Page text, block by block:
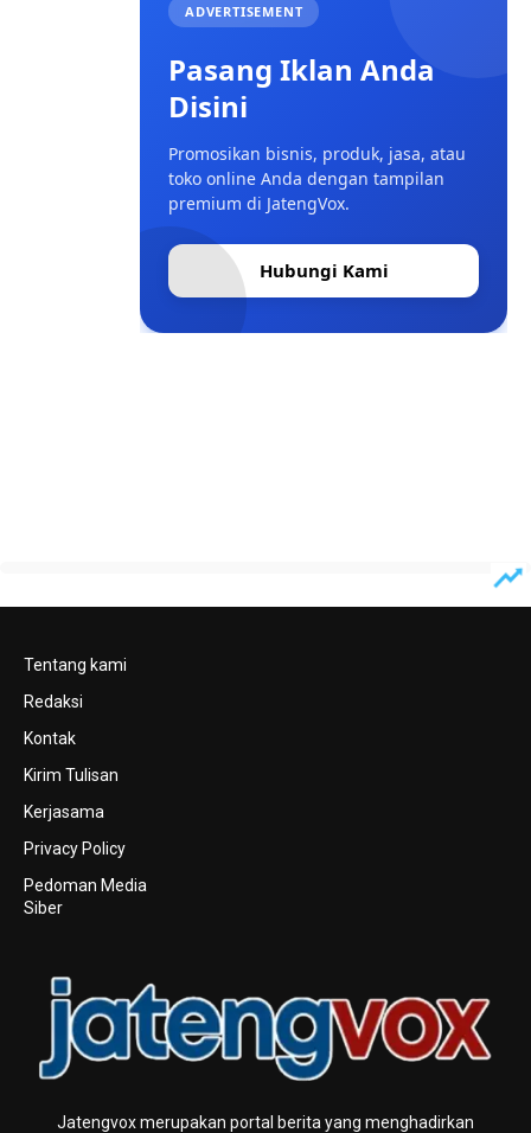
ADVERTISEMENT
Pasang Iklan Anda
Disini
Promosikan bisnis, produk, jasa, atau
toko online Anda dengan tampilan
premium di JatengVox.
Hubungi Kami
Tentang kami
Redaksi
Kontak
Kirim Tulisan
Kerjasama
Privacy Policy
Pedoman Media
Siber
Jatengvox merupakan portal berita yang menghadirkan